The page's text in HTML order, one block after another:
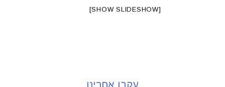
[SHOW SLIDESHOW]
עקבו אחרינו